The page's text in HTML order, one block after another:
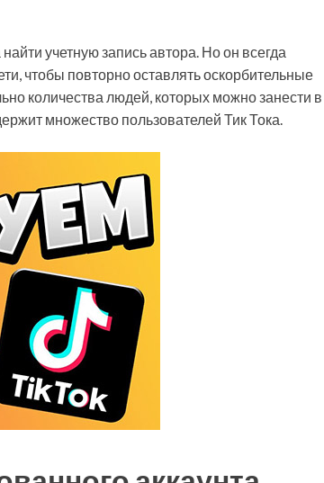
учетную запись автора. Но он всегда
чтобы повторно оставлять оскорбительные
количества людей, которых можно занести в
множество пользователей Тик Тока.